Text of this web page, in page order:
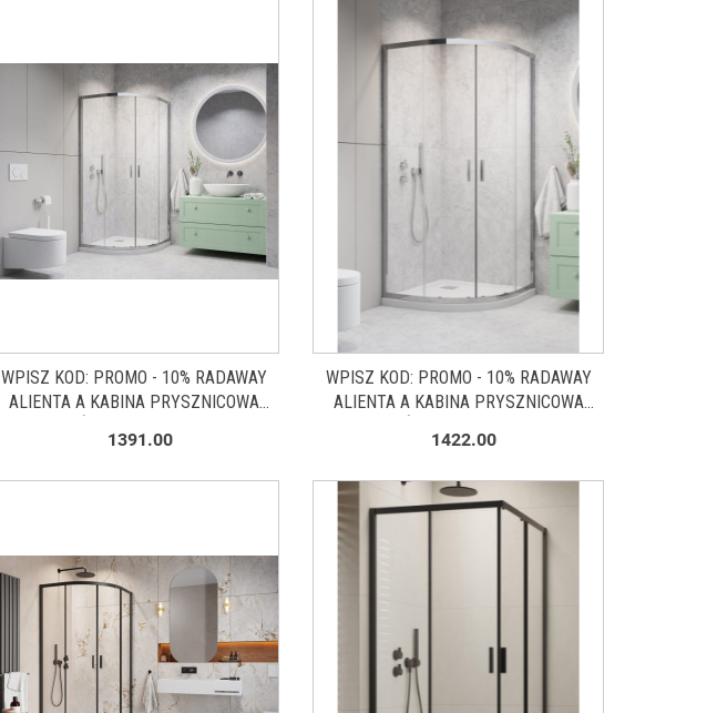
WPISZ KOD: PROMO - 10% RADAWAY
ALIENTA A KABINA PRYSZNICOWA
PRZEZROCZYSTE 10228080-01-01
1391.00
WPISZ KOD: PROMO - 10% RADAWAY
ALIENTA A KABINA PRYSZNICOWA
PRZEZROCZYSTE 10229090-01-01
1422.00